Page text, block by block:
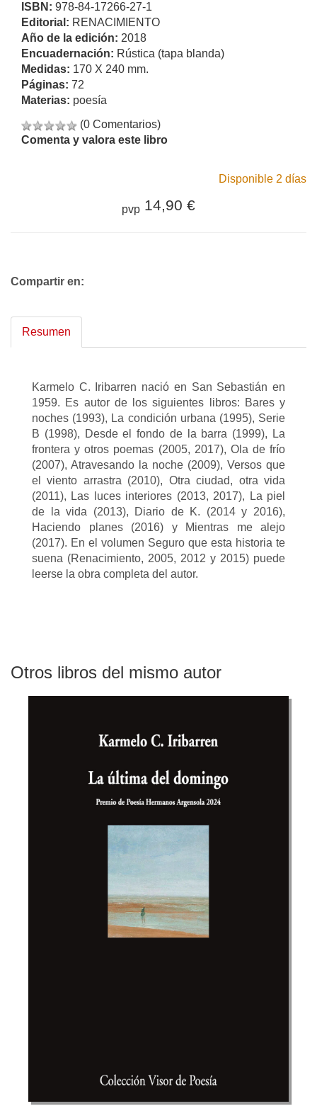
ISBN: 978-84-17266-27-1
Editorial: RENACIMIENTO
Año de la edición: 2018
Encuadernación: Rústica (tapa blanda)
Medidas: 170 X 240 mm.
Páginas: 72
Materias: poesía
(0 Comentarios)
Comenta y valora este libro
Disponible 2 días
pvp 14,90 €
Compartir en:
Resumen
Karmelo C. Iribarren nació en San Sebastián en
1959. Es autor de los siguientes libros: Bares y
noches (1993), La condición urbana (1995), Serie
B (1998), Desde el fondo de la barra (1999), La
frontera y otros poemas (2005, 2017), Ola de frío
(2007), Atravesando la noche (2009), Versos que
el viento arrastra (2010), Otra ciudad, otra vida
(2011), Las luces interiores (2013, 2017), La piel
de la vida (2013), Diario de K. (2014 y 2016),
Haciendo planes (2016) y Mientras me alejo
(2017). En el volumen Seguro que esta historia te
suena (Renacimiento, 2005, 2012 y 2015) puede
leerse la obra completa del autor.
Otros libros del mismo autor